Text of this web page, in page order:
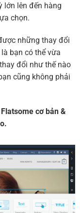
lớn lên đến hàng
chọn.
những thay đổi
bạn có thể vừa
đổi như thế nào
cũng không phải
cơ bản &